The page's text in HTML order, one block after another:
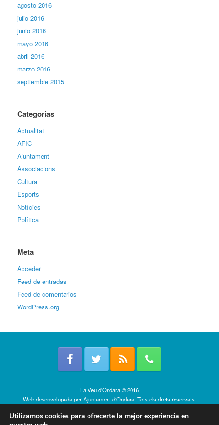
agosto 2016
julio 2016
junio 2016
mayo 2016
abril 2016
marzo 2016
septiembre 2015
Categorías
Actualitat
AFIC
Ajuntament
Associacions
Cultura
Esports
Notícies
Política
Meta
Acceder
Feed de entradas
Feed de comentarios
WordPress.org
La Veu d'Ondara © 2016
Web desenvolupada perAjuntament d'Ondara. Tots els drets reservats.
Utilizamos cookies para ofrecerte la mejor experiencia en